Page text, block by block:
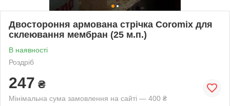
Двостороння армована стрічка Coromix для
склеювання мембран (25 м.п.)
В наявності
Роздріб
247 ₴
Мінімальна сума замовлення на сайті — 400 ₴